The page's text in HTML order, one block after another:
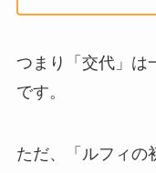
つまり「交代」は
です。
ただ、「ルフィの